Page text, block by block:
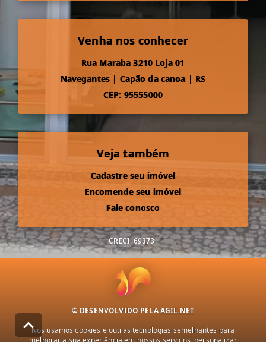
Venha nos conhecer
Rua Maraba 3210 Loja 01
Navegantes | Capão da canoa | RS
CEP: 95555000
Veja também
Cadastre seu imóvel
Encomende seu imóvel
Fale conosco
CRECI 69373
© DESENVOLVIDO PELAAGIL.NET
Nós usamos cookies e outras tecnologias semelhantes para
melhorar a sua experiência em nossos serviços, personalizar